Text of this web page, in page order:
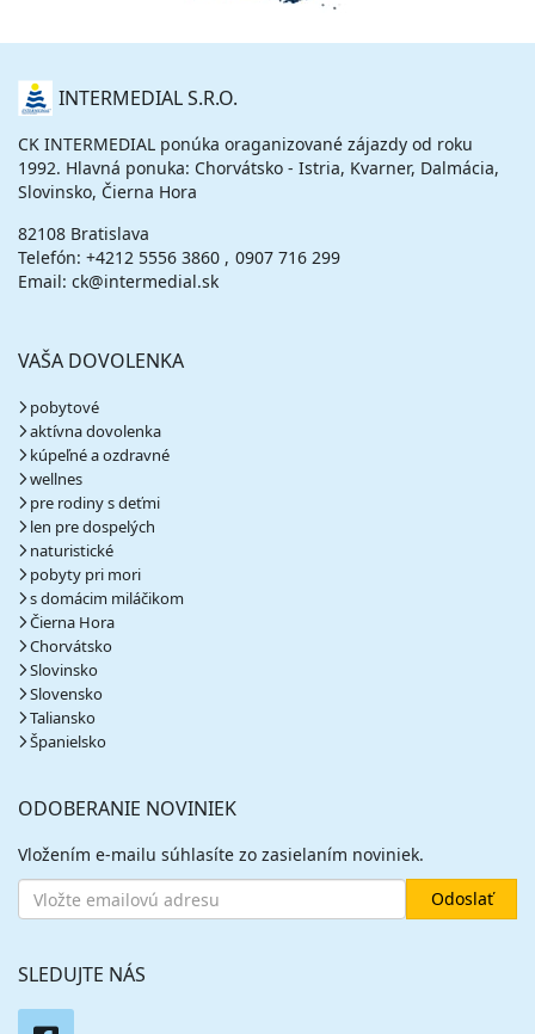
O
NÁS INTERMEDIAL S.R.O.
CK INTERMEDIAL ponúka oraganizované zájazdy od roku
1992. Hlavná ponuka: Chorvátsko - Istria, Kvarner, Dalmácia,
Slovinsko, Čierna Hora
82108 Bratislava
Telefón: +4212 5556 3860
0907 716 299
Email: ck@intermedial.sk
VAŠA DOVOLENKA
pobytové
aktívna dovolenka
kúpeľné a ozdravné
wellnes
pre rodiny s deťmi
len pre dospelých
naturistické
pobyty pri mori
s domácim miláčikom
Čierna Hora
Chorvátsko
Slovinsko
Slovensko
Taliansko
Španielsko
ODOBERANIE NOVINIEK
Vložením e-mailu súhlasíte zo zasielaním noviniek.
SLEDUJTE NÁS